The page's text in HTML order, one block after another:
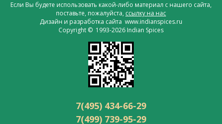
Если Вы будете использовать какой-либо материал с нашего сайта,
поставьте, пожалуйста, ссылку на нас
Дизайн и разработка сайта www.indianspices.ru
Copyright © 1993-2026 Indian Spices
7(495) 434-66-29
7(499) 739-95-29